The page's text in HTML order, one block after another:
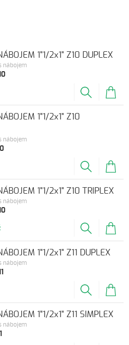
nábojem
1"1/2x1" Z10 DUPLEX
nábojem
1"1/2x1" Z10
nábojem
1"1/2x1" Z10 TRIPLEX
nábojem
1"1/2x1" Z11 DUPLEX
nábojem
1"1/2x1" Z11 SIMPLEX